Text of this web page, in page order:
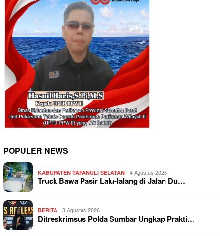
POPULER NEWS
KABUPATEN TAPANULI SELATAN 4 Agustus 2026
Truck Bawa Pasir Lalu-lalang di Jalan Du…
BERITA 3 Agustus 2026
Ditreskrimsus Polda Sumbar Ungkap Prakti…